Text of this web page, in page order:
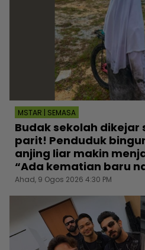
MSTAR | SEMASA
Budak sekolah dikejar
parit! Penduduk
anjing liar makin
“Ada kematian baru
Ahad, 9 Ogos 2026 4:30 PM